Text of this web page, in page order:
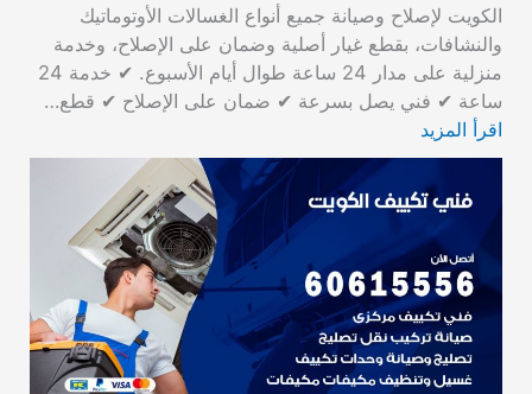
الكويت لإصلاح وصيانة جميع أنواع الغسالات الأوتوماتيك
والنشافات، بقطع غيار أصلية وضمان على الإصلاح، وخدمة
منزلية على مدار 24 ساعة طوال أيام الأسبوع. ✔ خدمة 24
ساعة ✔ فني يصل بسرعة ✔ ضمان على الإصلاح ✔ قطع…
اقرأ المزيد